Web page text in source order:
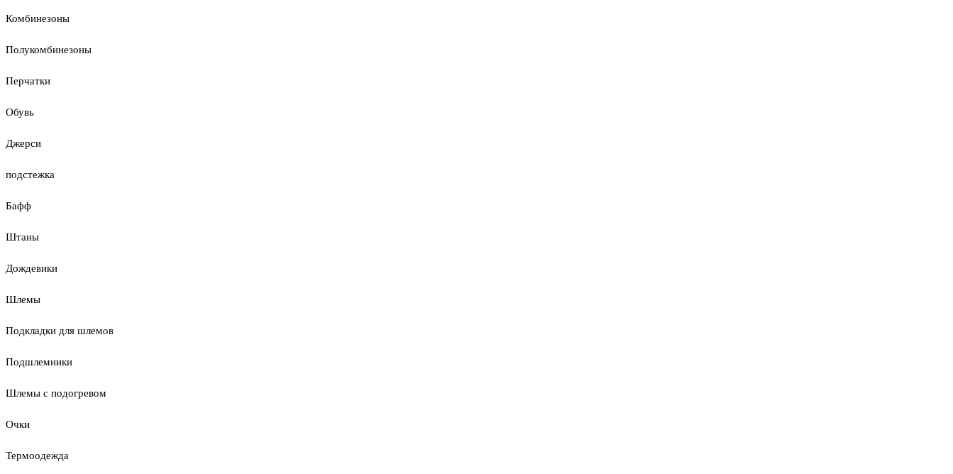
Комбинезоны
Полукомбинезоны
Перчатки
Обувь
Джерси
подстежка
Бафф
Штаны
Дождевики
Шлемы
Подкладки для шлемов
Подшлемники
Шлемы с подогревом
Очки
Термоодежда